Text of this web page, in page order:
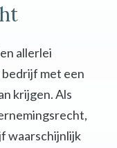
allerlei
met een
krijgen. Als
waarschijnlijk